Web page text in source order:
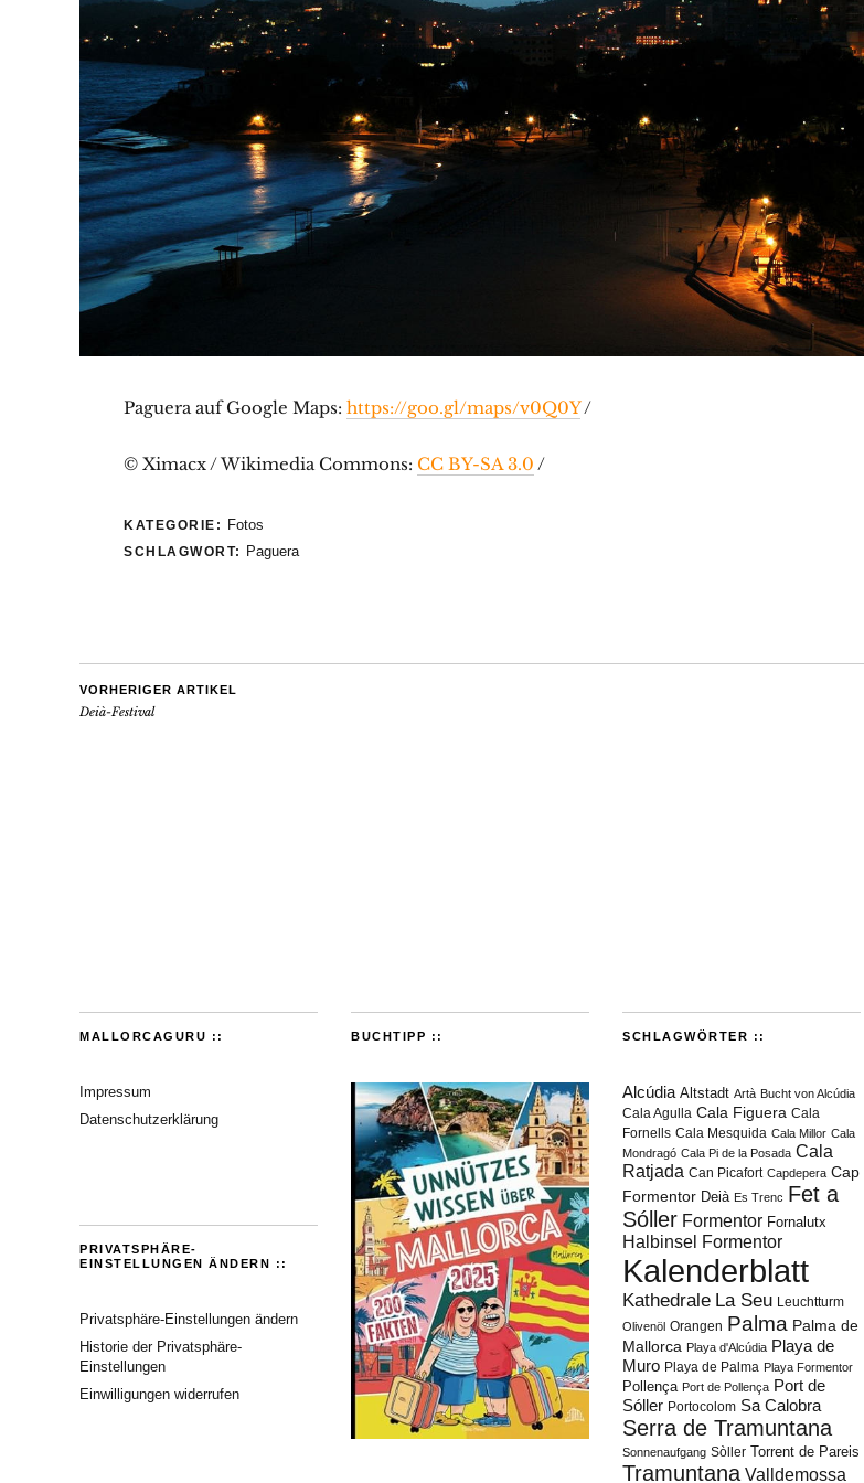
Paguera auf Google Maps: https://goo.gl/maps/v0Q0Y/
© Ximacx / Wikimedia Commons: CC BY-SA 3.0 /
KATEGORIE: Fotos
SCHLAGWORT: Paguera
VORHERIGER ARTIKEL
Deià-Festival
MALLORCAGURU ::
Impressum
Datenschutzerklärung
PRIVATSPHÄRE-
EINSTELLUNGEN ÄNDERN ::
Privatsphäre-Einstellungen ändern
Historie der Privatsphäre-
Einstellungen
Einwilligungen widerrufen
BUCHTIPP :: SCHLAGWÖRTER ::
Alcúdia Altstadt Artà Bucht von Alcúdia
Cala Agulla Cala Figuera Cala
Fornells Cala Mesquida Cala Millor Cala
Mondragó Cala Pi de la Posada Cala
Ratjada Can Picafort Capdepera Cap
Formentor Deià Es Trenc Fet a
Sóller Formentor Fornalutx
Halbinsel Formentor
Kalenderblatt
Kathedrale La Seu Leuchtturm
Olivenöl Orangen Palma Palma de
Mallorca Playa d'Alcúdia Playa de
Muro Playa de Palma Playa Formentor
Pollença Port de Pollença Port de
Sóller Portocolom Sa Calobra
Serra de Tramuntana
Sonnenaufgang Sòller Torrent de Pareis
Tramuntana Valldemossa